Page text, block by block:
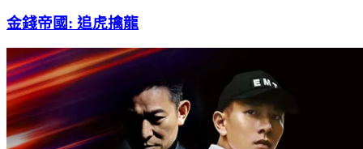
金錢帝國: 追虎擒龍